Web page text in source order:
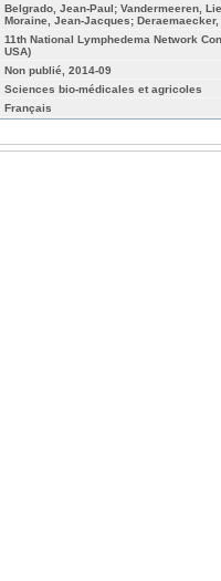
Belgrado, Jean-Paul; Vandermeeren,
Moraine, Jean-Jacques; Deraemaecker,
11th National Lymphedema Network
USA)
Non publié, 2014-09
Sciences bio-médicales et agricoles
Français